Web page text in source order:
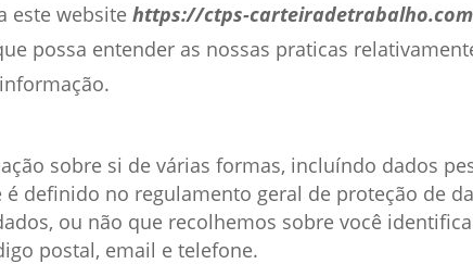
este websitehttps://ctps-
possa entender as nossas praticas
sobre si de várias formas, incluíndo dados
definido no regulamento geral de proteção de
ou não que recolhemos sobre você
postal, email e telefone.